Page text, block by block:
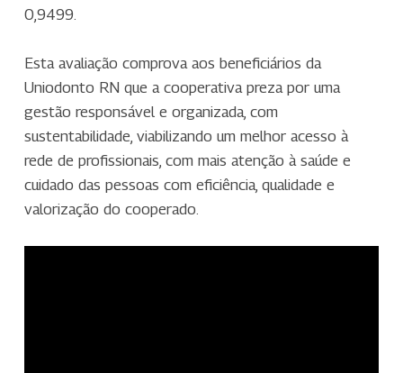
0,9499.
Esta avaliação comprova aos beneficiários da
Uniodonto RN que a cooperativa preza por uma
gestão responsável e organizada, com
sustentabilidade, viabilizando um melhor acesso à
rede de profissionais, com mais atenção à saúde e
cuidado das pessoas com eficiência, qualidade e
valorização do cooperado.